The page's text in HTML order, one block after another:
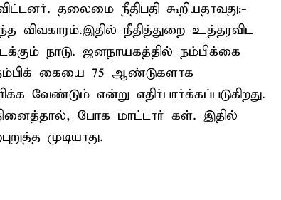
தலைமை நீதிபதி கூறியதாவது:-
விவகாரம்.இதில் நீதித்துறை உத்தரவிட
நாடு. ஜனநாயகத்தில் நம்பிக்கை
கையை 75 ஆண்டுகளாக
என்று எதிர்பார்க்கப்படுகிறது.
போக மாட்டார் கள். இதில்
முடியாது.